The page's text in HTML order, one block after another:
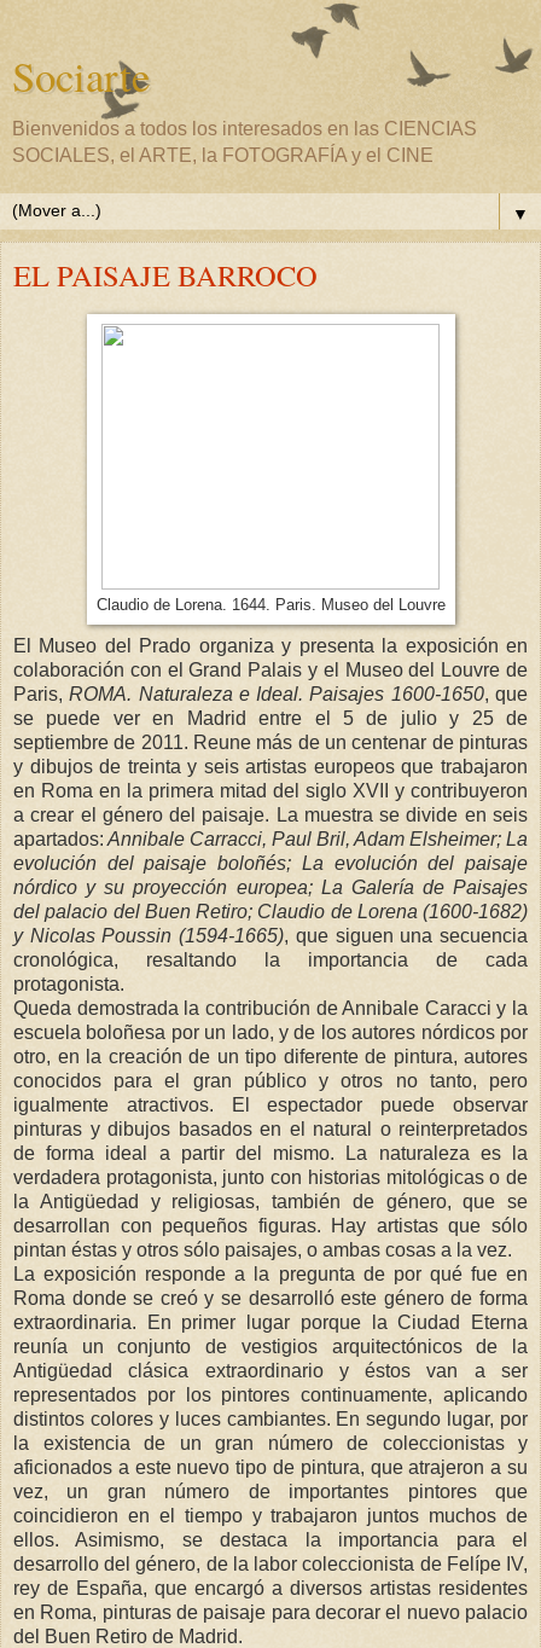
Sociarte
Bienvenidos a todos los interesados en las CIENCIAS
SOCIALES, el ARTE, la FOTOGRAFÍA y el CINE
▼
EL PAISAJE BARROCO
Claudio de Lorena. 1644. Paris. Museo del Louvre
El Museo del Prado organiza y presenta la exposición en
colaboración con el Grand Palais y el Museo del Louvre de
Paris,ROMA. Naturaleza e Ideal. Paisajes 1600-1650, que
se puede ver en Madrid entre el 5 de julio y 25 de
septiembre de 2011. Reune más de un centenar de pinturas
y dibujos de treinta y seis artistas europeos que trabajaron
en Roma en la primera mitad del siglo XVII y contribuyeron
a crear el género del paisaje. La muestra se divide en seis
apartados: Annibale Carracci, Paul Bril, Adam Elsheimer; La
evolución del paisaje boloñés; La evolución del paisaje
nórdico y su proyección europea; La Galería de Paisajes
del palacio del Buen Retiro; Claudio de Lorena (1600-1682)
y Nicolas Poussin (1594-1665), que siguen una secuencia
cronológica, resaltando la importancia de cada
protagonista.
Queda demostrada la contribución de Annibale Caracci y la
escuela boloñesa por un lado, y de los autores nórdicos por
otro, en la creación de un tipo diferente de pintura, autores
conocidos para el gran público y otros no tanto, pero
igualmente atractivos. El espectador puede observar
pinturas y dibujos basados en el natural o reinterpretados
de forma ideal a partir del mismo. La naturaleza es la
verdadera protagonista, junto con historias mitológicas o de
la Antigüedad y religiosas, también de género, que se
desarrollan con pequeños figuras. Hay artistas que sólo
pintan éstas y otros sólo paisajes, o ambas cosas a la vez.
La exposición responde a la pregunta de por qué fue en
Roma donde se creó y se desarrolló este género de forma
extraordinaria. En primer lugar porque la Ciudad Eterna
reunía un conjunto de vestigios arquitectónicos de la
Antigüedad clásica extraordinario y éstos van a ser
representados por los pintores continuamente, aplicando
distintos colores y luces cambiantes. En segundo lugar, por
la existencia de un gran número de coleccionistas y
aficionados a este nuevo tipo de pintura, que atrajeron a su
vez, un gran número de importantes pintores que
coincidieron en el tiempo y trabajaron juntos muchos de
ellos. Asimismo, se destaca la importancia para el
desarrollo del género, de la labor coleccionista de Felípe IV,
rey de España, que encargó a diversos artistas residentes
en Roma, pinturas de paisaje para decorar el nuevo palacio
del Buen Retiro de Madrid.